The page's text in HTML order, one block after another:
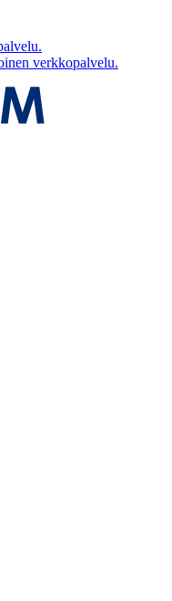
verkkopalvelu.